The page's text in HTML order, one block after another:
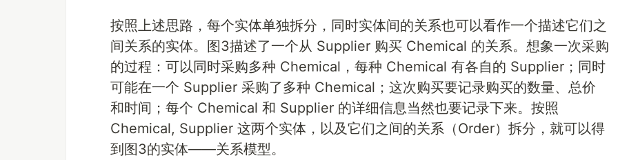
按照上述思路，每个实体单独拆分，同时实体间的关系也可以看作一个描述它们之
间关系的实体。图3描述了一个从 Supplier 购买 Chemical 的关系。想象一次采购
的过程：可以同时采购多种 Chemical，每种 Chemical 有各自的 Supplier；同时
可能在一个 Supplier 采购了多种 Chemical；这次购买要记录购买的数量、总价
和时间；每个 Chemical 和 Supplier 的详细信息当然也要记录下来。按照
Chemical, Supplier 这两个实体，以及它们之间的关系（Order）拆分，就可以得
到图3的实体——关系模型。